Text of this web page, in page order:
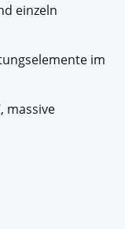
einzeln
im
massive